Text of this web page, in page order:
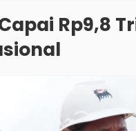
Rp9,8